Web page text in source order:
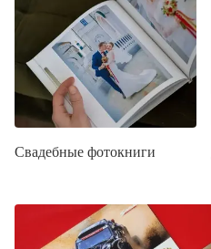
Свадебные фотокниги